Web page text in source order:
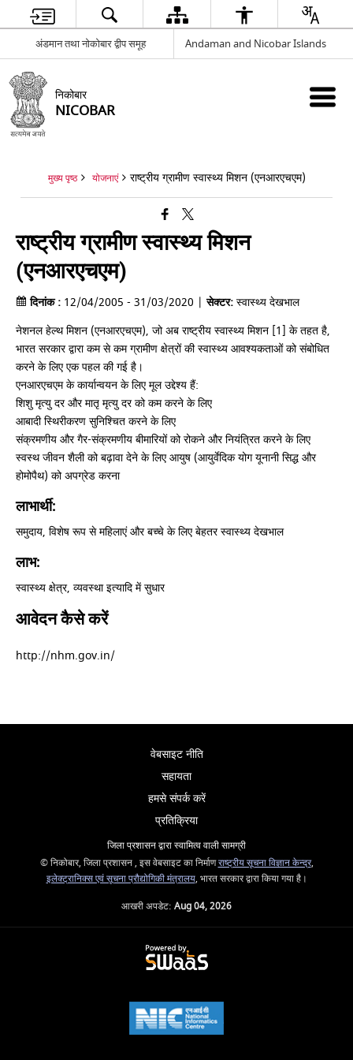
अंडमान तथा नोकोबार द्वीप समूह Andaman and Nicobar Islands
निकोबार
NICOBAR
मुख्य पृष्ठ योजनाएं राष्ट्रीय ग्रामीण स्वास्थ्य मिशन (एनआरएचएम)
राष्ट्रीय ग्रामीण स्वास्थ्य मिशन
(एनआरएचएम)
दिनांक :12/04/2005 - 31/03/2020 |सेक्टर:स्वास्थ्य देखभाल
नेशनल हेल्थ मिशन (एनआरएचएम), जो अब राष्ट्रीय स्वास्थ्य मिशन [1] के तहत है,
भारत सरकार द्वारा कम से कम ग्रामीण क्षेत्रों की स्वास्थ्य आवश्यकताओं को संबोधित
करने के लिए एक पहल की गई है।
एनआरएचएम के कार्यान्वयन के लिए मूल उद्देश्य हैं:
शिशु मृत्यु दर और मातृ मृत्यु दर को कम करने के लिए
आबादी स्थिरीकरण सुनिश्चित करने के लिए
संक्रमणीय और गैर-संक्रमणीय बीमारियों को रोकने और नियंत्रित करने के लिए
स्वस्थ जीवन शैली को बढ़ावा देने के लिए आयुष (आयुर्वेदिक योग यूनानी सिद्ध और
होमोपैथ) को अपग्रेड करना
लाभार्थी:
समुदाय, विशेष रूप से महिलाएं और बच्चे के लिए बेहतर स्वास्थ्य देखभाल
लाभ:
स्वास्थ्य क्षेत्र, व्यवस्था इत्यादि में सुधार
आवेदन कैसे करें
http://nhm.gov.in/
वेबसाइट नीति
सहायता
हमसे संपर्क करें
प्रतिक्रिया
जिला प्रशासन द्वारा स्वामित्व वाली सामग्री
© निकोबार, जिला प्रशासन , इस वेबसाइट का निर्माणराष्ट्रीय सूचना विज्ञान केन्द्र,
इलेक्ट्रानिक्स एवं सूचना प्रौद्योगिकी मंत्रालय, भारत सरकार द्वारा किया गया है।
आखरी अपडेट: Aug 04, 2026